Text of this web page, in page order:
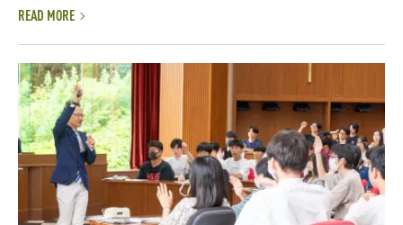
READ MORE